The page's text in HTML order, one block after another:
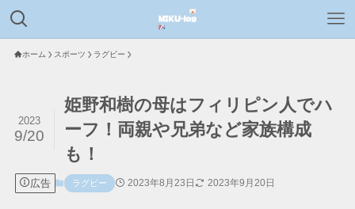
ホーム スポーツ ラグビー
姫野和樹の母はフィリピン人でハ
ーフ！両親や兄弟など家族構成
も！
2023
9/20
広告 ラグビー 2023年8月23日 2023年9月20日